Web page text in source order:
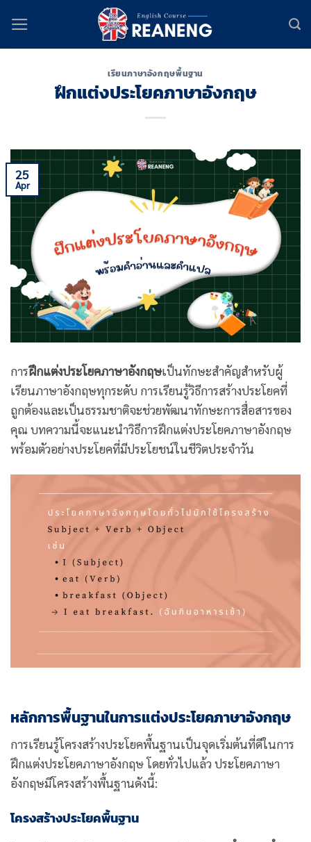
content
เรียนภาษาอังกฤษพื้นฐาน
ฝึกแต่งประโยคภาษาอังกฤษ
25
Apr
การฝึกแต่งประโยคภาษาอังกฤษเป็นทักษะสำคัญสำหรับผู้
เรียนภาษาอังกฤษทุกระดับ การเรียนรู้วิธีการสร้างประโยคที่
ถูกต้องและเป็นธรรมชาติจะช่วยพัฒนาทักษะการสื่อสารของ
คุณ บทความนี้จะแนะนำวิธีการฝึกแต่งประโยคภาษาอังกฤษ
พร้อมตัวอย่างประโยคที่มีประโยชน์ในชีวิตประจำวัน
หลักการพื้นฐานในการแต่งประโยคภาษาอังกฤษ
การเรียนรู้โครงสร้างประโยคพื้นฐานเป็นจุดเริ่มต้นที่ดีในการ
ฝึกแต่งประโยคภาษาอังกฤษ โดยทั่วไปแล้ว ประโยคภาษา
อังกฤษมีโครงสร้างพื้นฐานดังนี้:
โครงสร้างประโยคพื้นฐาน